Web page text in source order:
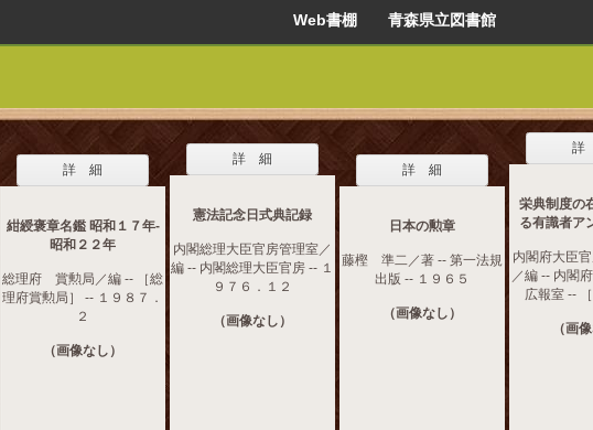
Web書棚 青森県立図書館
詳 細
紺綬褒章名鑑 昭和１７年‐
昭和２２年
総理府 賞勲局／編 -- ［総
理府賞勲局］ -- １９８７．
２
（画像なし）
詳 細
憲法記念日式典記録
内閣総理大臣官房管理室／
編 -- 内閣総理大臣官房 -- １
９７６．１２
（画像なし）
詳 細
日本の勲章
藤樫 準二／著 -- 第一法規
出版 -- １９６５
（画像なし）
詳
栄典制度の
る有識者ア
内閣府大臣
／編 -- 内閣
広報室 --
（画